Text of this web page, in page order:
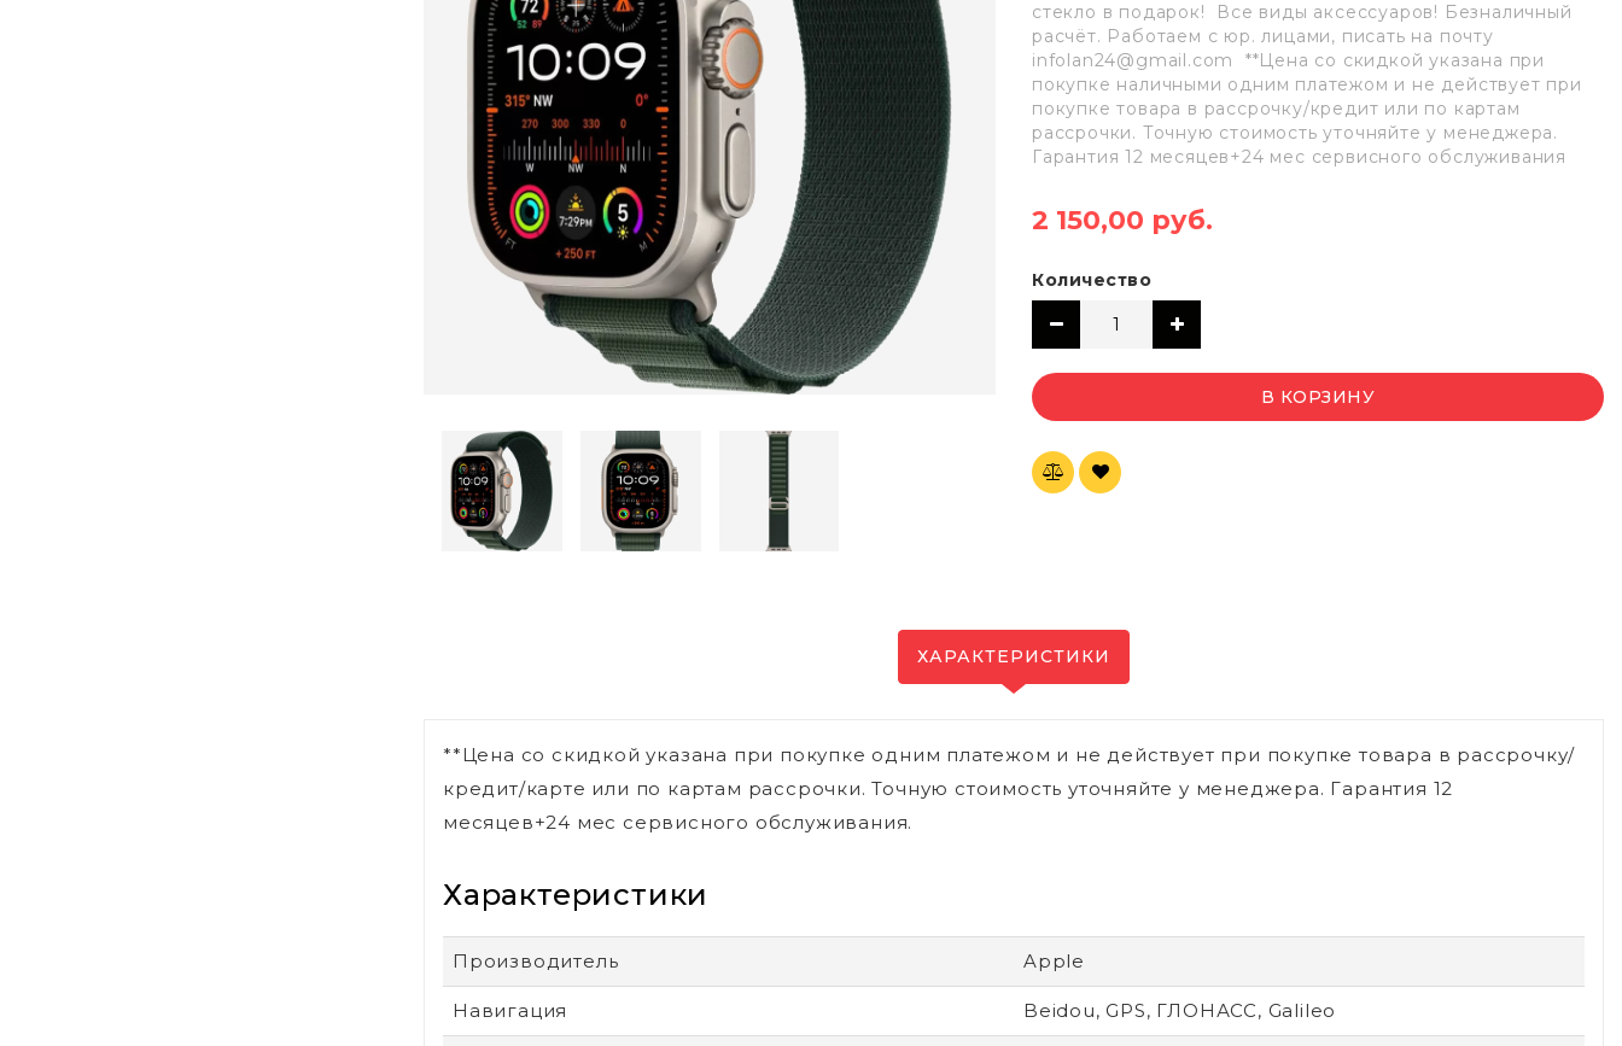
стекло в подарок! Все виды аксессуаров! Безналичный
расчёт. Работаем с юр. лицами, писать на почту
infolan24@gmail.com **Цена со скидкой указана при
покупке наличными одним платежом и не действует при
покупке товара в рассрочку/кредит или по картам
рассрочки. Точную стоимость уточняйте у менеджера.
Гарантия 12 месяцев+24 мес сервисного обслуживания
2 150,00 руб.
Количество
В КОРЗИНУ
ХАРАКТЕРИСТИКИ
**Цена со скидкой указана при покупке одним платежом и не действует при покупке товара в рассрочку/
кредит/карте или по картам рассрочки. Точную стоимость уточняйте у менеджера. Гарантия 12
месяцев+24 мес сервисного обслуживания.
Характеристики
Производитель Apple
Навигация Beidou, GPS, ГЛОНАСС, Galileo